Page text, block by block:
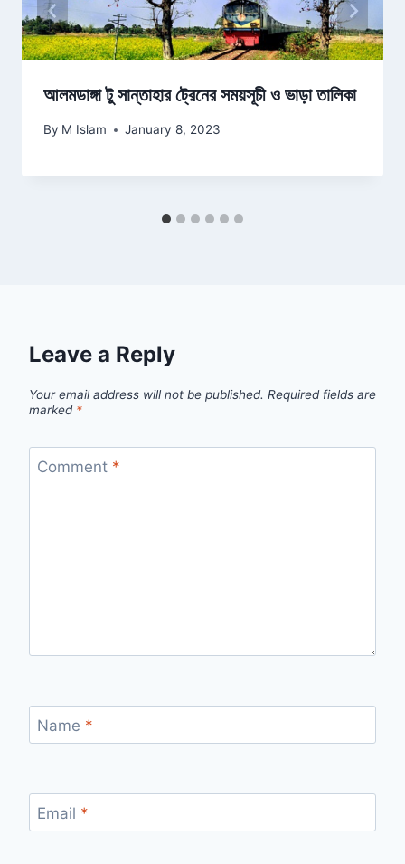
আলমডাঙ্গা টু সান্তাহার ট্রেনের সময়সূচী ও ভাড়া তালিকা
By M Islam January 8, 2023
Leave a Reply
Your email address will not be published. Required fields are
marked *
Comment *
Name *
Email *